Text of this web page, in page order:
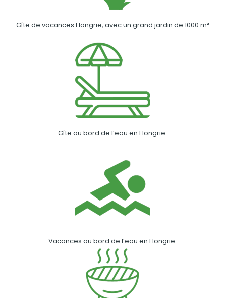
Gîte de vacances Hongrie, avec un grand jardin de 1000 m²
Gîte au bord de l’eau en Hongrie.
Vacances au bord de l’eau en Hongrie.